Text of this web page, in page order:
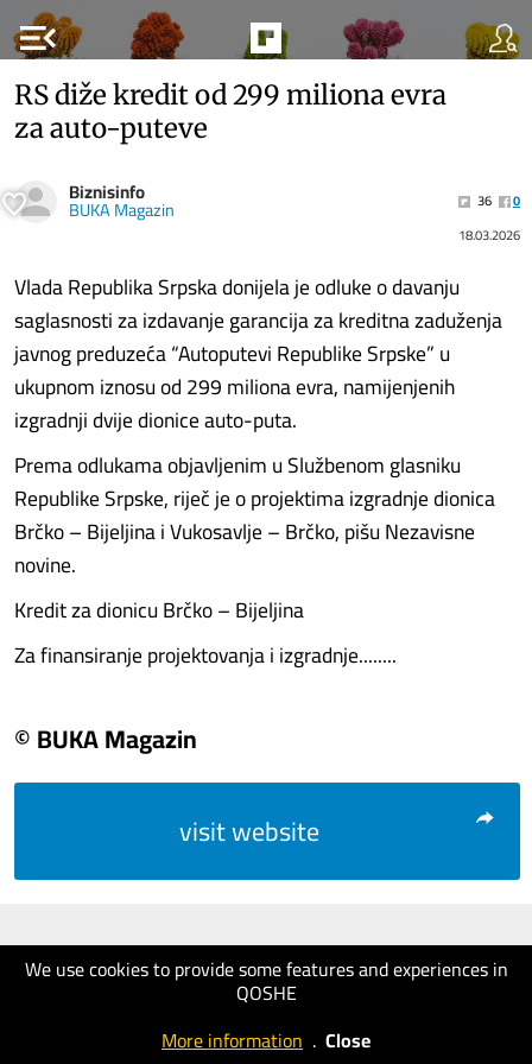
menu_open
We use cookies to provide some features and experiences in
QOSHE
More information . Close
RS diže kredit od 299 miliona evra
za auto-puteve
Biznisinfo
BUKA Magazin 36
0
18.03.2026
Vlada Republika Srpska donijela je odluke o davanju
saglasnosti za izdavanje garancija za kreditna zaduženja
javnog preduzeća “Autoputevi Republike Srpske” u
ukupnom iznosu od 299 miliona evra, namijenjenih
izgradnji dvije dionice auto-puta.
Prema odlukama objavljenim u Službenom glasniku
Republike Srpske, riječ je o projektima izgradnje dionica
Brčko – Bijeljina i Vukosavlje – Brčko, pišu Nezavisne
novine.
Kredit za dionicu Brčko – Bijeljina
Za finansiranje projektovanja i izgradnje........
© BUKA Magazin
visit website